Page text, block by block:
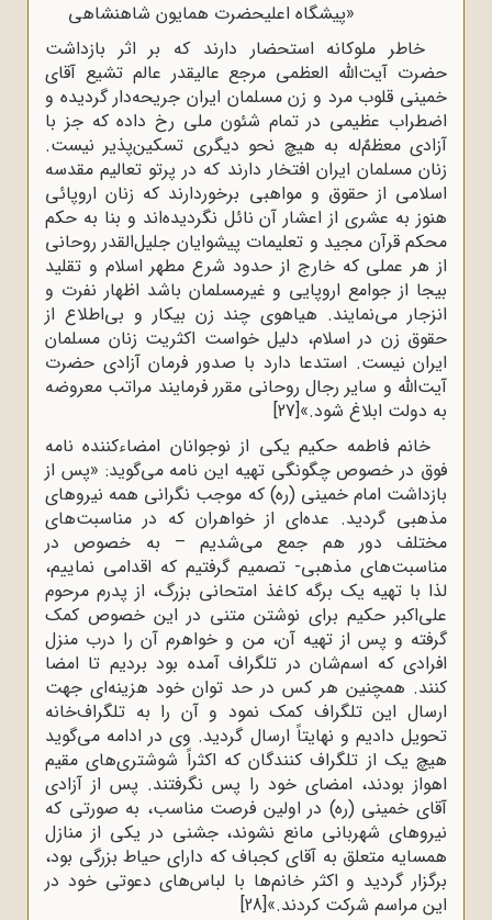
«پیشگاه اعلیحضرت همایون شاهنشاهی
خاطر ملوکانه استحضار دارند که بر اثر بازداشت
حضرت آیت‌الله العظمی مرجع عالیقدر عالم تشیع آقای
خمینی قلوب مرد و زن مسلمان ایران جریحه‌دار گردیده و
اضطراب عظیمی در تمام شئون ملی رخ داده که جز با
آزادی معظمٌ‌له به هیچ نحو دیگری تسکین‌پذیر نیست.
زنان مسلمان ایران افتخار دارند که در پرتو تعالیم مقدسه
اسلامی از حقوق و مواهبی برخوردارند که زنان اروپائی
هنوز به عشری از اعشار آن نائل نگردیده‌اند و بنا به حکم
محکم قرآن مجید و تعلیمات پیشوایان جلیل‌القدر روحانی
از هر عملی که خارج از حدود شرع مطهر اسلام و تقلید
بیجا از جوامع اروپایی و غیرمسلمان باشد اظهار نفرت و
انزجار می‌نمایند. هیاهوی چند زن بیکار و بی‌اطلاع از
حقوق زن در اسلام، دلیل خواست اکثریت زنان مسلمان
ایران نیست. استدعا دارد با صدور فرمان آزادی حضرت
آیت‌الله و سایر رجال روحانی مقرر فرمایند مراتب معروضه
به دولت ابلاغ شود.»[27]
خانم فاطمه حکیم یکی از نوجوانان امضاءکننده نامه
فوق در خصوص چگونگی تهیه این نامه می‌گوید: «پس از
بازداشت امام خمینی (ره) که موجب نگرانی همه نیروهای
مذهبی گردید. عده‌ای از خواهران که در مناسبت‌های
مختلف دور هم جمع می‌شدیم – به خصوص در
مناسبت‌های مذهبی- تصمیم گرفتیم که اقدامی نماییم،
لذا با تهیه یک برگه کاغذ امتحانی بزرگ، از پدرم مرحوم
علی‌اکبر حکیم برای نوشتن متنی در این خصوص کمک
گرفته و پس از تهیه آن، من و خواهرم آن را درب منزل
افرادی که اسم‌شان در تلگراف آمده بود بردیم تا امضا
کنند. همچنین هر کس در حد توان خود هزینه‌ای جهت
ارسال این تلگراف کمک نمود و آن را به تلگراف‌خانه
تحویل دادیم و نهایتاً ارسال گردید. وی در ادامه می‌گوید
هیچ یک از تلگراف کنندگان که اکثراً شوشتری‌های مقیم
اهواز بودند، امضای خود را پس نگرفتند. پس از آزادی
آقای خمینی (ره) در اولین فرصت مناسب، به صورتی که
نیروهای شهربانی مانع نشوند، جشنی در یکی از منازل
همسایه متعلق به آقای کجباف که دارای حیاط بزرگی بود،
برگزار گردید و اکثر خانم‌ها با لباس‌های دعوتی خود در
این مراسم شرکت کردند.»[28]